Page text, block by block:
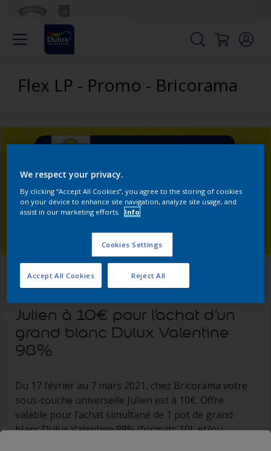
Flex LP - Promo - Bricorama
Du 17 février au 7 mars 2021
Julien à 10€ pour l’achat d’un
grand blanc Dulux Valentine
98%
Du 17 février au 7 mars 2021, chez Bricorama votre
sous-couche universelle Julien est à 10€. Offre
valable pour l‘achat simultané de 1 pot de grand
blanc Dulux Valentine 98% (formats 10L et/ou
We respect your privacy.
By clicking “Accept All Cookies”, you agree to the storing of cookies
on your device to enhance site navigation, analyze site usage, and
assist in our marketing efforts.
Info
Cookies Settings
Reject All
Accept All Cookies